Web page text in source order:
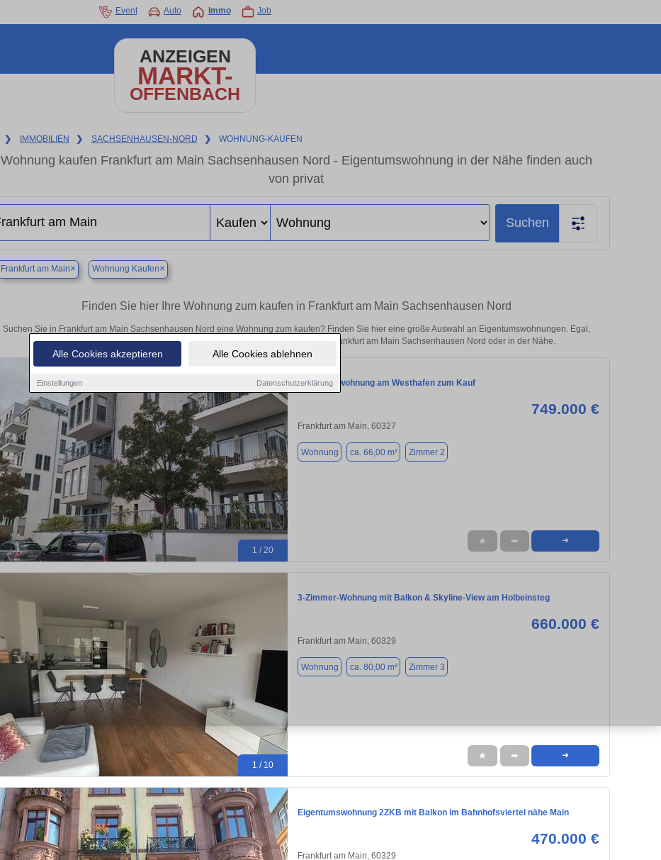
Alle Cookies akzeptieren Alle Cookies ablehnen
Einstellungen Datenschutzerklärung
Event Auto Immo Job
ANZEIGEN
MARKT-
OFFENBACH
❯ IMMOBILIEN ❯ SACHSENHAUSEN-NORD ❯ WOHNUNG-KAUFEN
Wohnung kaufen Frankfurt am Main Sachsenhausen Nord - Eigentumswohnung in der Nähe finden auch
von privat
Suchen
Frankfurt am Main× Wohnung Kaufen×
Finden Sie hier Ihre Wohnung zum kaufen in Frankfurt am Main Sachsenhausen Nord
Suchen Sie in Frankfurt am Main Sachsenhausen Nord eine Wohnung zum kaufen? Finden Sie hier eine große Auswahl an Eigentumswohnungen. Egal,
ob als Kapitalanlage oder zur Vermietung – hier finden Sie Ihre Immobilie in Frankfurt am Main Sachsenhausen Nord oder in der Nähe.
1 / 20
Terrassenwohnung am Westhafen zum Kauf
749.000 €
Frankfurt am Main, 60327
Wohnung ca. 66,00 m² Zimmer 2
★ ➦ ➜
1 / 10
3-Zimmer-Wohnung mit Balkon & Skyline-View am Holbeinsteg
660.000 €
Frankfurt am Main, 60329
Wohnung ca. 80,00 m² Zimmer 3
★ ➦ ➜
Eigentumswohnung 2ZKB mit Balkon im Bahnhofsviertel nähe Main
470.000 €
Frankfurt am Main, 60329